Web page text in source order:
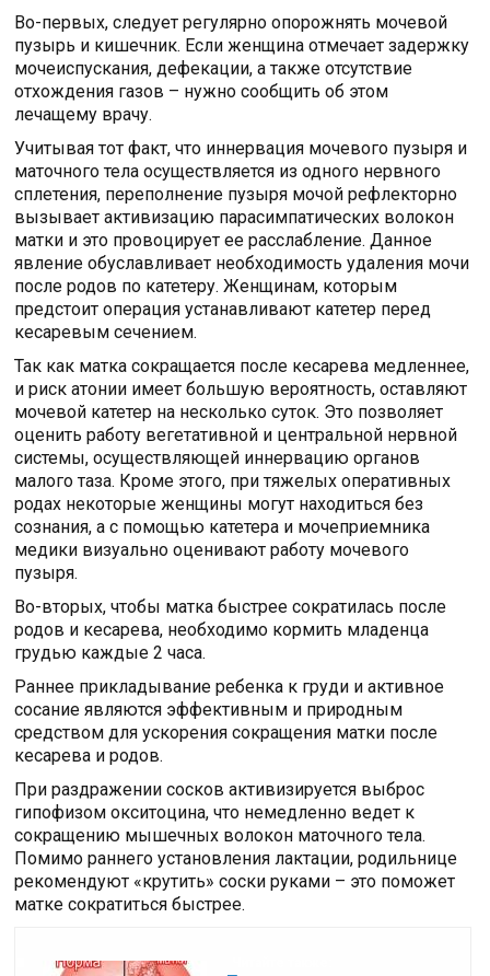
Во-первых, следует регулярно опорожнять мочевой
пузырь и кишечник. Если женщина отмечает задержку
мочеиспускания, дефекации, а также отсутствие
отхождения газов – нужно сообщить об этом
лечащему врачу.
Учитывая тот факт, что иннервация мочевого пузыря и
маточного тела осуществляется из одного нервного
сплетения, переполнение пузыря мочой рефлекторно
вызывает активизацию парасимпатических волокон
матки и это провоцирует ее расслабление. Данное
явление обуславливает необходимость удаления мочи
после родов по катетеру. Женщинам, которым
предстоит операция устанавливают катетер перед
кесаревым сечением.
Так как матка сокращается после кесарева медленнее,
и риск атонии имеет большую вероятность, оставляют
мочевой катетер на несколько суток. Это позволяет
оценить работу вегетативной и центральной нервной
системы, осуществляющей иннервацию органов
малого таза. Кроме этого, при тяжелых оперативных
родах некоторые женщины могут находиться без
сознания, а с помощью катетера и мочеприемника
медики визуально оценивают работу мочевого
пузыря.
Во-вторых, чтобы матка быстрее сократилась после
родов и кесарева, необходимо кормить младенца
грудью каждые 2 часа.
Раннее прикладывание ребенка к груди и активное
сосание являются эффективным и природным
средством для ускорения сокращения матки после
кесарева и родов.
При раздражении сосков активизируется выброс
гипофизом окситоцина, что немедленно ведет к
сокращению мышечных волокон маточного тела.
Помимо раннего установления лактации, родильнице
рекомендуют «крутить» соски руками – это поможет
матке сократиться быстрее.